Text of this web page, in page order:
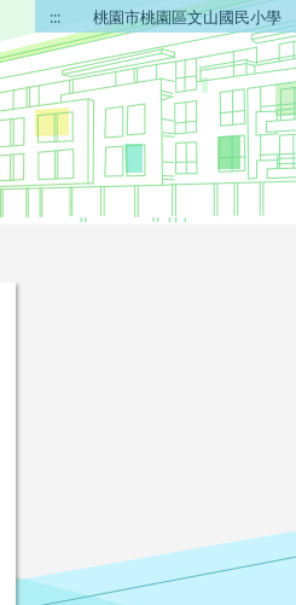
::: 桃園市桃園區文山國民小學